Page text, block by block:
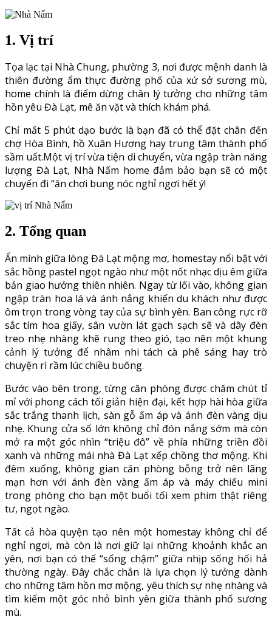
1. Vị trí
Tọa lạc tại Nhà Chung, phường 3, nơi được mệnh danh là
thiên đường ẩm thực đường phố của xứ sở sương mù,
home chính là điểm dừng chân lý tưởng cho những tâm
hồn yêu Đà Lạt, mê ăn vặt và thích khám phá.
Chỉ mất 5 phút dạo bước là bạn đã có thể đặt chân đến
chợ Hòa Bình, hồ Xuân Hương hay trung tâm thành phố
sầm uất.Một vị trí vừa tiện di chuyển, vừa ngập tràn năng
lượng Đà Lạt, Nhà Nấm home đảm bảo bạn sẽ có một
chuyến đi “ăn chơi bung nóc nghỉ ngơi hết ý!
2. Tổng quan
Ẩn mình giữa lòng Đà Lạt mộng mơ, homestay nổi bật với
sắc hồng pastel ngọt ngào như một nốt nhạc dịu êm giữa
bản giao hưởng thiên nhiên. Ngay từ lối vào, không gian
ngập tràn hoa lá và ánh nắng khiến du khách như được
ôm trọn trong vòng tay của sự bình yên. Ban công rực rỡ
sắc tím hoa giấy, sân vườn lát gạch sạch sẽ và dây đèn
treo nhẹ nhàng khẽ rung theo gió, tạo nên một khung
cảnh lý tưởng để nhâm nhi tách cà phê sáng hay trò
chuyện rì rầm lúc chiều buông.
Bước vào bên trong, từng căn phòng được chăm chút tỉ
mỉ với phong cách tối giản hiện đại, kết hợp hài hòa giữa
sắc trắng thanh lịch, sàn gỗ ấm áp và ánh đèn vàng dịu
nhẹ. Khung cửa sổ lớn không chỉ đón nắng sớm mà còn
mở ra một góc nhìn “triệu đô” về phía những triền đồi
xanh và những mái nhà Đà Lạt xếp chồng thơ mộng. Khi
đêm xuống, không gian căn phòng bỗng trở nên lãng
mạn hơn với ánh đèn vàng ấm áp và máy chiếu mini
trong phòng cho bạn một buổi tối xem phim thật riêng
tư, ngọt ngào.
Tất cả hòa quyện tạo nên một homestay không chỉ để
nghỉ ngơi, mà còn là nơi giữ lại những khoảnh khắc an
yên, nơi bạn có thể “sống chậm” giữa nhịp sống hối hả
thường ngày. Đây chắc chắn là lựa chọn lý tưởng dành
cho những tâm hồn mơ mộng, yêu thích sự nhẹ nhàng và
tìm kiếm một góc nhỏ bình yên giữa thành phố sương
mù.